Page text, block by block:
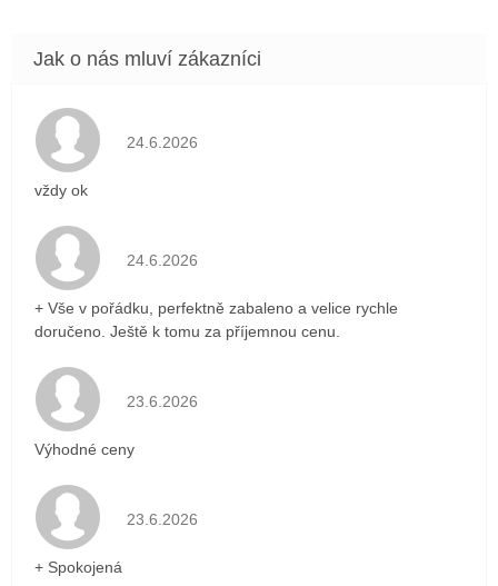
Hodnocení obchodu je 5 z 5 hvězdiček.
24.6.2026
vždy ok
Hodnocení obchodu je 5 z 5 hvězdiček.
24.6.2026
+ Vše v pořádku, perfektně zabaleno a velice rychle
doručeno. Ještě k tomu za příjemnou cenu.
Hodnocení obchodu je 5 z 5 hvězdiček.
23.6.2026
Výhodné ceny
Hodnocení obchodu je 5 z 5 hvězdiček.
23.6.2026
+ Spokojená